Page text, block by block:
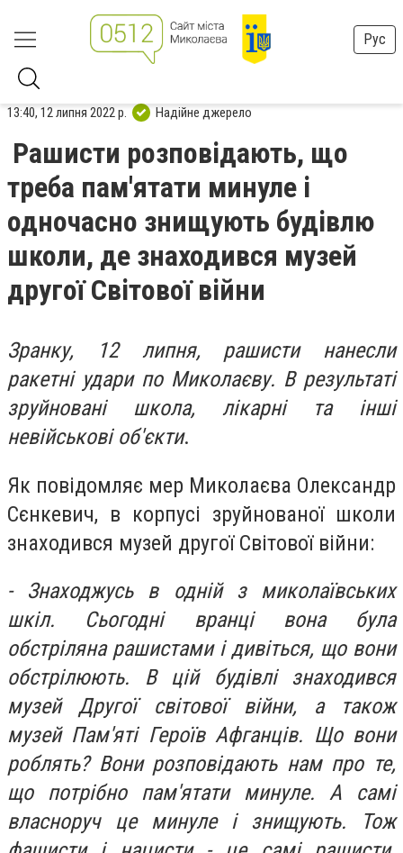
Рус
13:40, 12 липня 2022 р. Надійне джерело
Рашисти розповідають, що
треба пам'ятати минуле і
одночасно знищують будівлю
школи, де знаходився музей
другої Світової війни
Зранку, 12 липня, рашисти нанесли
ракетні удари по Миколаєву. В результаті
зруйновані школа, лікарні та інші
невійськові об'єкти.
Як повідомляє мер Миколаєва Олександр
Сєнкевич, в корпусі зруйнованої школи
знаходився музей другої Світової війни:
- Знаходжусь в одній з миколаївських
шкіл. Сьогодні вранці вона була
обстріляна рашистами і дивіться, що вони
обстрілюють. В цій будівлі знаходився
музей Другої світової війни, а також
музей Пам'яті Героїв Афганців. Що вони
роблять? Вони розповідають нам про те,
що потрібно пам'ятати минуле. А самі
власноруч це минуле і знищують. Тож